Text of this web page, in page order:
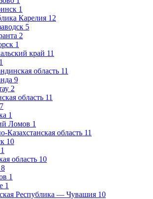
1
Карелия 12
5
2
1
край 11
область 11
9
2
область 11
7
1
Ломов 1
Казахстанская область 11
10
1
область 10
8
1
1
Республика — Чувашия 10